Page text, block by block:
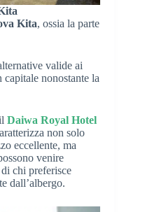
Kita, ossia la parte
valide ai
nonostante la
Daiwa Royal Hotel
non solo
eccellente, ma
venire
chi preferisce
dall’albergo.